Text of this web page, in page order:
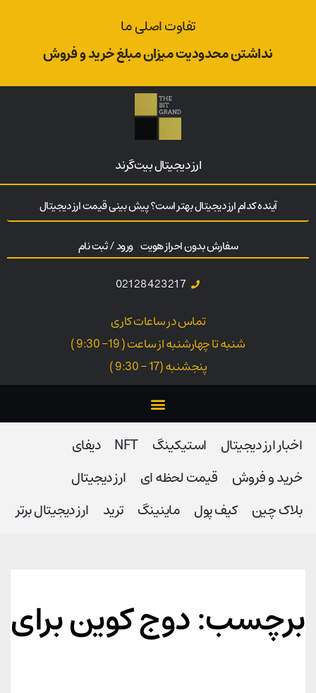
تفاوت اصلی ما
نداشتن محدودیت میزان مبلغ خرید و فروش
ارز‌ دیجیتال بیت‌گرند
آینده کدام ارز دیجیتال بهتر است؟ پیش بینی قیمت ارز دیجیتال
سفارش بدون احراز هویت ورود / ثبت نام
02128423217
تماس در ساعات کاری
شنبه تا چهارشنبه از ساعت ( 19- 9:30 )
پنجشنبه (17 - 9:30 )
اخبار ارز دیجیتال استیکینگ NFT
دیفای
خرید و فروش
قیمت لحظه ای
ارز دیجیتال
بلاک‌ چین
کیف پول ماینینگ ترید ارز دیجیتال برتر
برچسب: دوج کوین برای